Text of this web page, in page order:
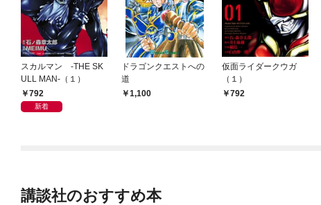
スカルマン -THE SK
ULL MAN-（１）
792
新着
ドラゴンクエストへの
道
1,100
仮面ライダークウガ
（１）
792
講談社のおすすめ本